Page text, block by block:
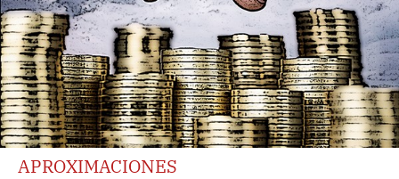
APROXIMACIONES